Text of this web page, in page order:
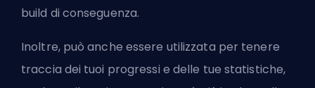
build di conseguenza.
Inoltre, può anche essere utilizzata per tenere
traccia dei tuoi progressi e delle tue statistiche,